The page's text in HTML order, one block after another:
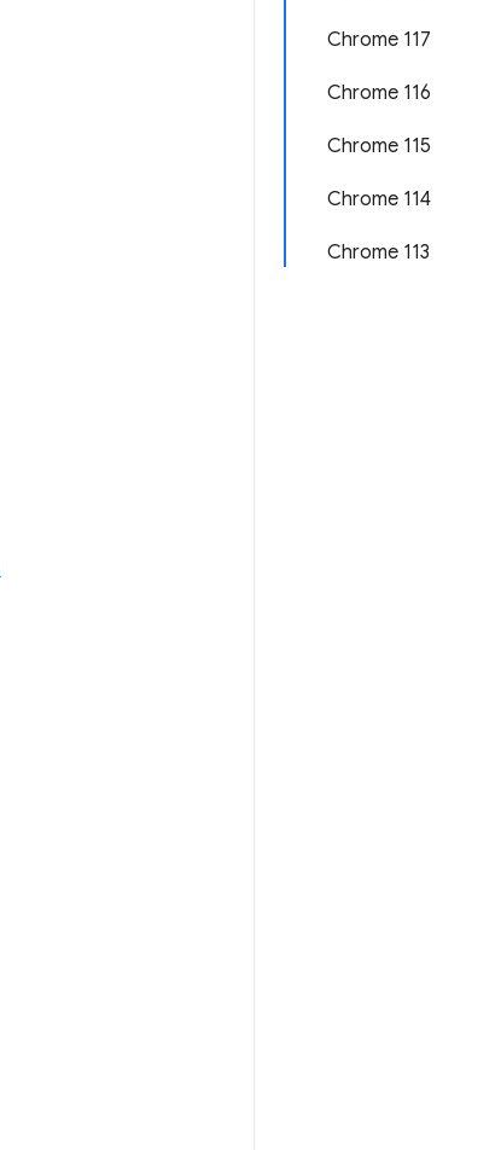
Chrome 117
Chrome 116
Chrome 115
Chrome 114
Chrome 113